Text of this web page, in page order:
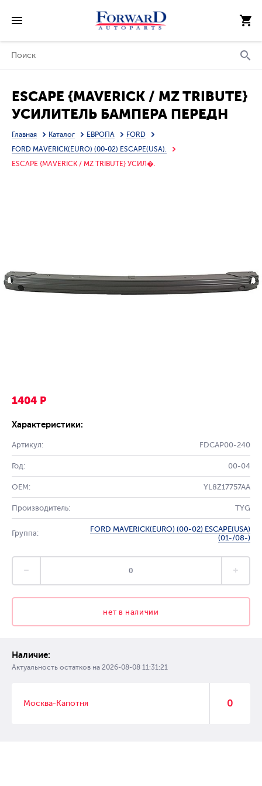
ESCAPE {MAVERICK / MZ TRIBUTE}
УСИЛИТЕЛЬ БАМПЕРА ПЕРЕДН
(ТАЙВАНЬ)
Главная Каталог ЕВРОПА
FORD
FORD MAVERICK(EURO) (00-02) ESCAPE(USA).
ESCAPE {MAVERICK / MZ TRIBUTE} УСИЛ�.
1404 Р
Характеристики:
Артикул: FDCAP00-240
Год: 00-04
OEM: YL8Z17757AA
Производитель: TYG
Группа:
FORD MAVERICK(EURO) (00-02) ESCAPE(USA)
(01-/08-)
нет в наличии
Наличие:
Актуальность остатков на 2026-08-08 11:31:21
Москва-Капотня 0